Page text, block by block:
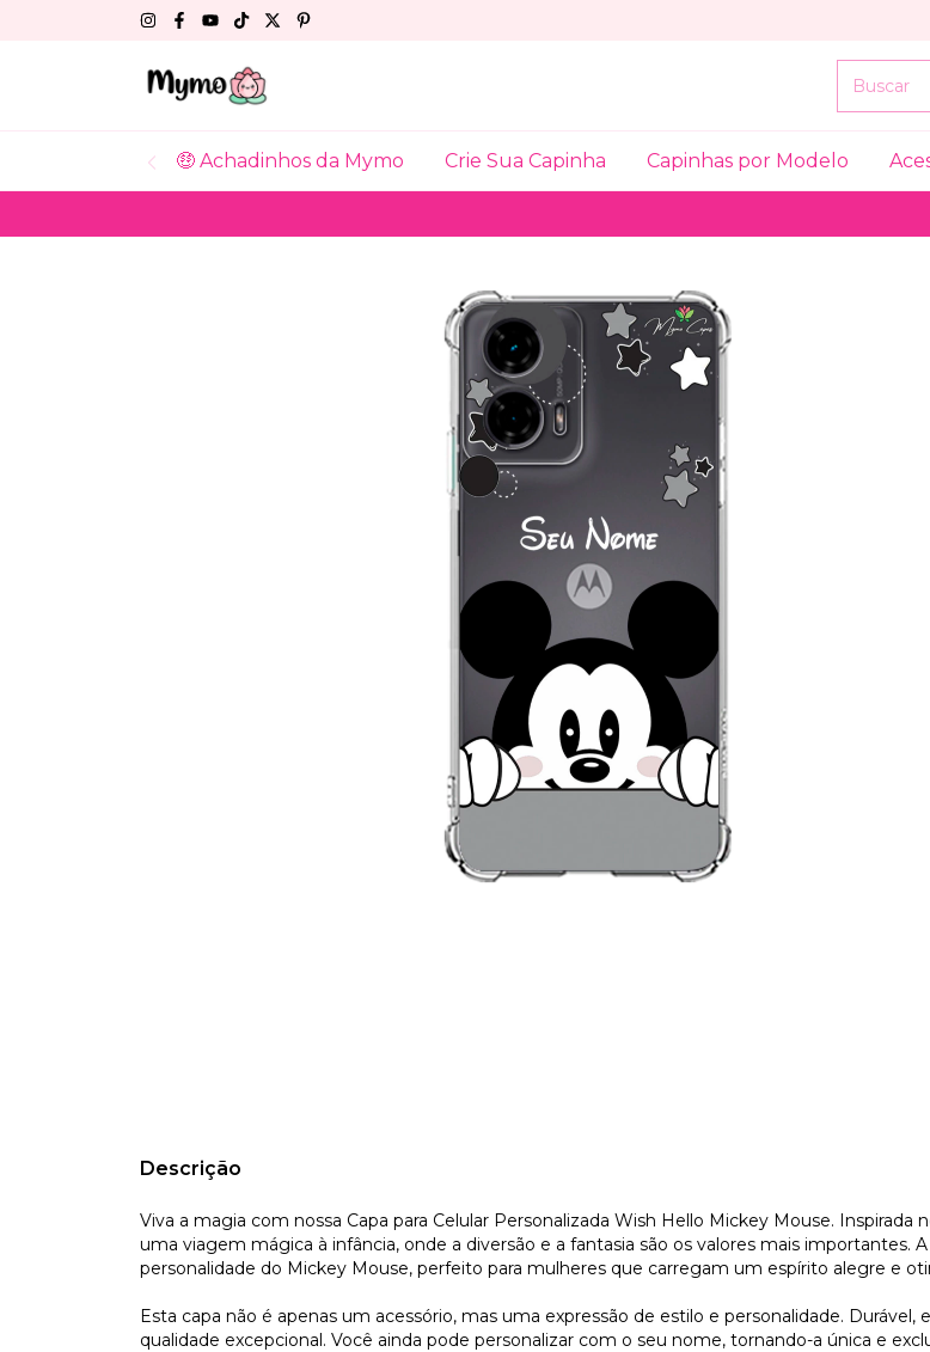
🤑 Achadinhos da Mymo Crie Sua Capinha Capinhas por Modelo
Descrição
Viva a magia com nossa Capa para Celular Personalizada Wish Hello Mickey Mouse.
uma viagem mágica à infância, onde a diversão e a fantasia são os valores mais importantes.
personalidade do Mickey Mouse, perfeito para mulheres que carregam um espírito alegre e
Esta capa não é apenas um acessório, mas uma expressão de estilo e personalidade.
qualidade excepcional. Você ainda pode personalizar com o seu nome, tornando-a única e